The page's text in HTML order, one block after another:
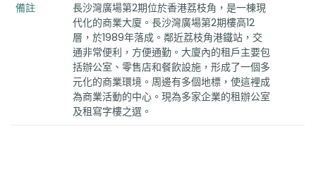
備註
長沙灣廣場第2期位於香港荔枝角，是一棟現
代化的商業大廈。長沙灣廣場第2期樓高12
層，於1989年落成。鄰近荔枝角港鐵站，交
通非常便利，方便通勤。大廈內的租戶主要包
括辦公室、零售店和餐飲設施，形成了一個多
元化的商業環境。周邊有多個地標，使這裡成
為商業活動的中心。現為多家企業的租辦公室
及租寫字樓之選。